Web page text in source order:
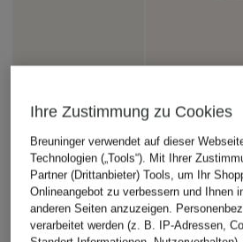
DIOR
VOGUE
Ihre Zustimmung zu Cookies
Breuninger verwendet auf dieser
Technologien („Tools“). Mit Ihrer
Partner (Drittanbieter) Tools, um Ihr
Onlineangebot zu verbessern und Ihnen
anderen Seiten anzuzeigen.
verarbeitet werden (z. B. IP-Adressen,